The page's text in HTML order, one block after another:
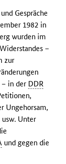
Gespräche
1982 in
wurden im
–
zur
– in der DDR
Ungehorsam,
Unter
und gegen die